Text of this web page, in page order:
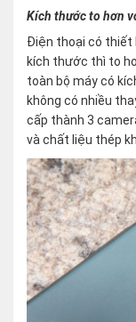
Kích thước to hơn
Điện thoại có thiết
kích thước thì to
toàn bộ máy có
không có nhiều
cấp thành 3
và chất liệu thép